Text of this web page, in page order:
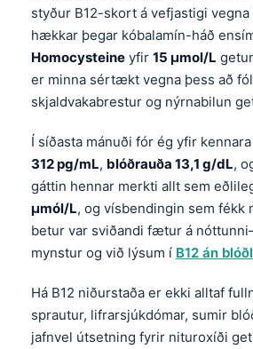
styður B12-skort á vefjastigi vegna
hækkar þegar kóbalamín-háð
Homocysteine yfir 15 µmol/L
er minna sértækt vegna þess að
skjaldvakabrestur og nýrnabilun
Í síðasta mánuði fór ég yfir
312 pg/mL, blóðrauða 13,1 g/dL,
gáttin hennar merkti allt sem
µmól/L, og vísbendingin sem fékk
betur var sviðandi fætur á
mynstur og við lýsum í B12 án
Há B12 niðurstaða er ekki alltaf
sprautur, lifrarsjúkdómar, sumir
jafnvel útsetning fyrir nituroxíði